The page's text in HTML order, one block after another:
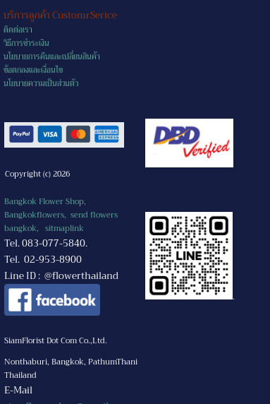
บริการลูกค้า CustomrSerice
ติดต่อเรา
วิธีการชำระเงิน
นโยบายการคืนและเปลี่ยนสินค้า
ข้อตกลงและเงื่อนไข
นโยบายความเป็นส่วนตัว
Copyright (c) 2026
Bangkok Flower Shop,
Bangkokflowers, send flowers
bangkok, sitmaplink
Tel. 083-077-5840.
Tel. 02-953-8900
Line ID : @flowerthailand
.
SiamFlorist Dot Com Co.,Ltd.
Nonthaburi, Bangkok, PathumThani
Thailand
E-Mail